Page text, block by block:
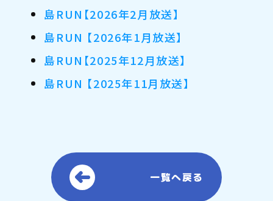
島RUN【2026年2月放送】
島RUN 【2026年1月放送】
島RUN【2025年12月放送】
島RUN 【2025年11月放送】
一覧へ戻る